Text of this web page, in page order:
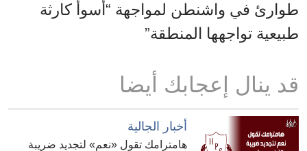
طوارئ في واشنطن لمواجهة “أسوأ كارثة
طبيعية تواجهها المنطقة”
قد ينال إعجابك أيضا
أخبار الجالية
هامترامك تقول «نعم» لتجديد ضريبة